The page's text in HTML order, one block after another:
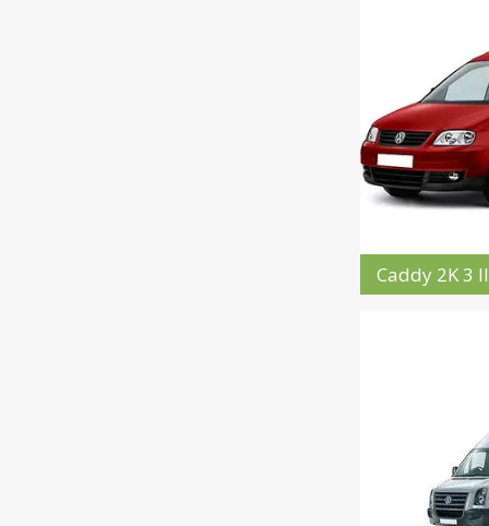
Caddy 2K 3